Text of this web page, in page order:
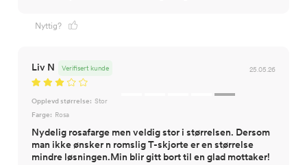
Nyttig?
Liv N 25.05.26
Verifisert kunde
Opplevd størrelse: Stor
Farge: Rosa
Nydelig rosafarge men veldig stor i størrelsen. Dersom
man ikke ønsker n romslig T-skjorte er en størrelse
mindre løsningen.Min blir gitt bort til en glad mottaker!